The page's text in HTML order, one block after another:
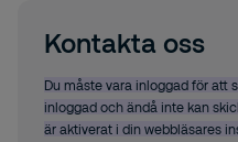
Kontakta oss
Du måste vara inloggad för att
inloggad och ändå inte kan
är aktiverat i din webbläsares